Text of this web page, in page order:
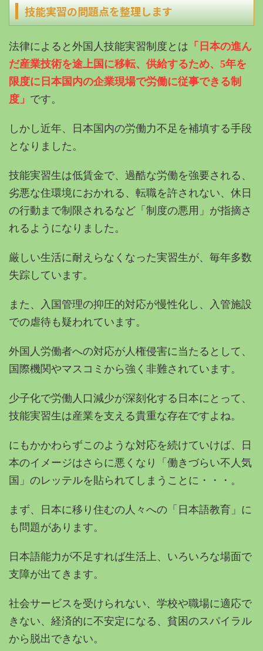
技能実習の問題点を整理します
法律によると外国人技能実習制度とは 「日本の進ん
だ産業技術を途上国に移転、供給するため、5年を
限度に日本国内の企業現場で労働に従事できる制
度」 です。
しかし近年、日本国内の労働力不足を補填する手段
となりました。
技能実習生は低賃金で、過酷な労働を強要される、
劣悪な住環境におかれる、転職を許されない、休日
の行動まで制限されるなど「制度の悪用」が指摘さ
れるようになりました。
厳しい生活に耐えらなくなった実習生が、毎年多数
失踪しています。
また、入国管理の抑圧的対応が慢性化し、入管施設
での虐待も疑われています。
外国人労働者への対応が人権侵害に当たるとして、
国際機関やマスコミから強く非難されています。
少子化で労働人口減少が深刻化する日本にとって、
技能実習生は産業を支える貴重な存在ですよね。
にもかかわらずこのような対応を続けていけば、日
本のイメージはさらに悪くなり「働きづらい不人気
国」のレッテルを貼られてしまうことに・・・。
まず、日本に移り住むの人々への「日本語教育」に
も問題があります。
日本語能力が不足すれば生活上、いろいろな場面で
支障が出てきます。
社会サービスを受けられない、学校や職場に適応で
きない、経済的に不安定になる、貧困のスパイラル
から脱出できない。